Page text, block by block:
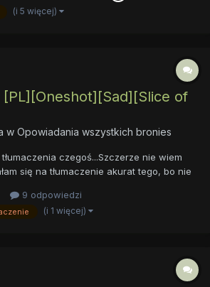
Jedna...
(i 5 więcej)
[PL][Oneshot][Sad][Slice of
w Opowiadania wszystkich bronies
czegoś...Szczerze nie wiem
się na tłumaczenie akurat tego, bo nie
9 odpowiedzi
(i 1 więcej)